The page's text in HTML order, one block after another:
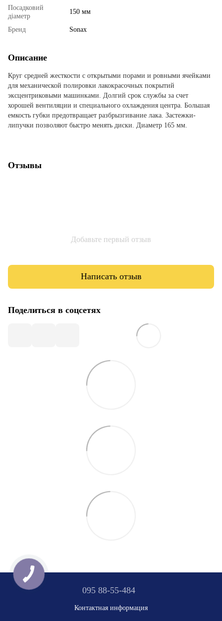
Посадковий
діаметр
150 мм
Бренд Sonax
Описание
Круг средней жесткости с открытыми порами и ровными ячейками
для механической полировки лакокрасочных покрытий
эксцентриковыми машинками. Долгий срок службы за счет
хорошей вентиляции и специального охлаждения центра. Большая
емкость губки предотвращает разбрызгивание лака. Застежки-
липучки позволяют быстро менять диски. Диаметр 165 мм.
Отзывы
Добавьте первый отзыв
Написать отзыв
Поделиться в соцсетях
095 88-55-484
Контактная информация